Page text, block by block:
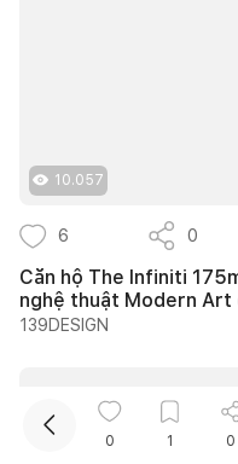
10.057
6 0
Căn hộ The Infiniti
nghệ thuật Modern Art
139DESIGN
0 1 0